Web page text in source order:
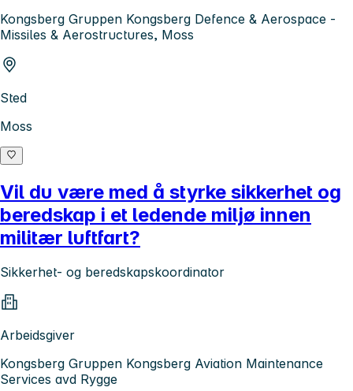
Kongsberg Gruppen Kongsberg Defence & Aerospace -
Missiles & Aerostructures, Moss
Sted
Moss
Vil du være med å styrke sikkerhet og
beredskap i et ledende miljø innen
militær luftfart?
Sikkerhet- og beredskapskoordinator
Arbeidsgiver
Kongsberg Gruppen Kongsberg Aviation Maintenance
Services avd Rygge